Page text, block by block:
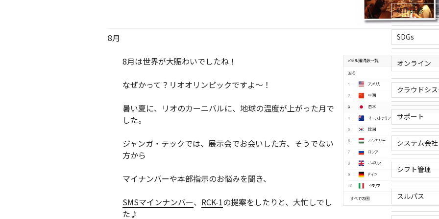
8月
8月は世界が大賑わいでしたね！
なぜかって？リオオリンピックですよ～！
暑い夏に、リオのカーニバルに、地球の温度が上がった月で
した。
ジャンガ・テックでは、展示会でお会いした方、そうでない
方から
マイナンバーや本部指示のお悩みを聞き、
SMSマインナンバー、 RCK-1の提案をしたりと、大忙しでし
た♪
OJT研修
SDGs
オンライン
クラウドシ
サポート
システム会社
シフト管理
スルパス